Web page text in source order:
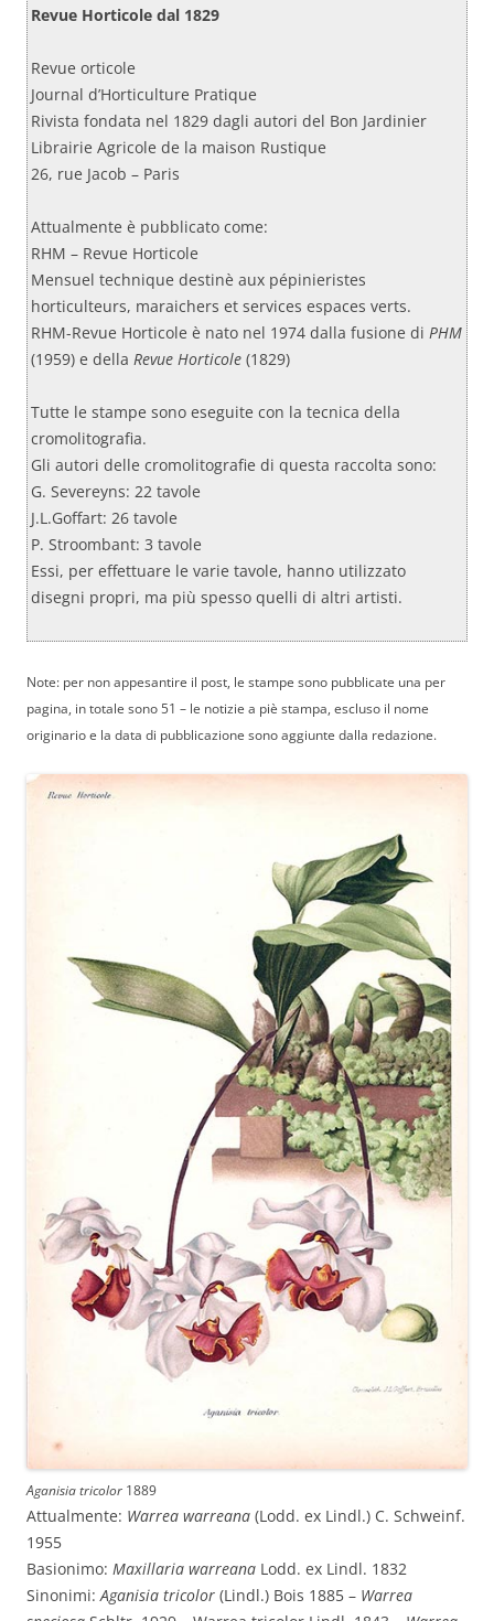
Revue Horticole dal 1829
Revue orticole
Journal d’Horticulture Pratique
Rivista fondata nel 1829 dagli autori del Bon Jardinier
Librairie Agricole de la maison Rustique
26, rue Jacob – Paris
Attualmente è pubblicato come:
RHM – Revue Horticole
Mensuel technique destinè aux pépinieristes
horticulteurs, maraichers et services espaces verts.
RHM-Revue Horticole è nato nel 1974 dalla fusione di PHM
(1959) e della Revue Horticole (1829)
Tutte le stampe sono eseguite con la tecnica della
cromolitografia.
Gli autori delle cromolitografie di questa raccolta sono:
G. Severeyns: 22 tavole
J.L.Goffart: 26 tavole
P. Stroombant: 3 tavole
Essi, per effettuare le varie tavole, hanno utilizzato
disegni propri, ma più spesso quelli di altri artisti.
Note: per non appesantire il post, le stampe sono pubblicate una per
pagina, in totale sono 51 – le notizie a piè stampa, escluso il nome
originario e la data di pubblicazione sono aggiunte dalla redazione.
Aganisia tricolor 1889
Attualmente: Warrea warreana (Lodd. ex Lindl.) C. Schweinf.
1955
Basionimo: Maxillaria warreana Lodd. ex Lindl. 1832
Sinonimi:Aganisia tricolor (Lindl.) Bois 1885 – Warrea